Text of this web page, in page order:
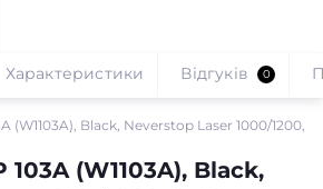
(W1103A), Black, Neverstop Laser 1000/1200,
(W1103A), Black,
Характеристики Відгуків 0